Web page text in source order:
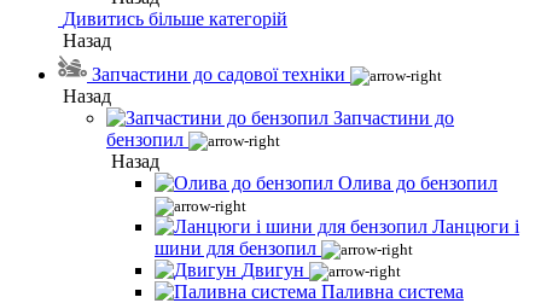
Дивитись більше категорій
Назад
Запчастини до садової техніки
Назад
Запчастини до
бензопил
Назад
Олива до бензопил
Ланцюги і
шини для бензопил
Двигун
Паливна система